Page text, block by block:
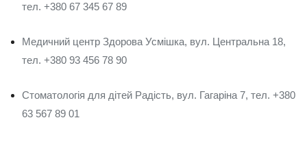
тел. +380 67 345 67 89
Медичний центр Здорова Усмішка, вул. Центральна 18,
тел. +380 93 456 78 90
Стоматологія для дітей Радість, вул. Гагаріна 7, тел. +380
63 567 89 01